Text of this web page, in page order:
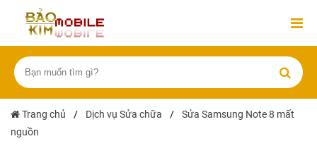
Trang chủ / Dịch vụ Sửa chữa /
Sửa Samsung Note 8 mất
nguồn